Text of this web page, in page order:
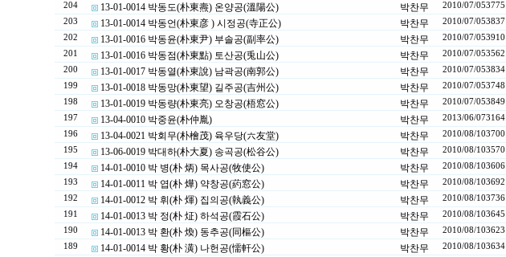
204
13-01-0014 박동도(朴東燾) 온양공(溫陽公) 박찬무 2010/07/053775
203
13-01-0014 박동언(朴東彦 ) 시정공(寺正公) 박찬무 2010/07/053837
202
13-01-0016 박동윤(朴東尹) 부솔공(副率公) 박찬무 2010/07/053910
201
13-01-0016 박동점(朴東點) 토산공(兎山公) 박찬무 2010/07/053562
200
13-01-0017 박동열(朴東說) 남곽공(南郭公) 박찬무 2010/07/053834
199
13-01-0018 박동망(朴東望) 길주공(吉州公) 박찬무 2010/07/053748
198
13-01-0019 박동량(朴東亮) 오창공(梧窓公) 박찬무 2010/07/053849
197
13-04-0010 박중윤(朴仲胤) 박찬무 2013/06/073164
196
13-04-0021 박회무(朴檜茂) 육우당(六友堂) 박찬무 2010/08/103700
195
13-06-0019 박대하(朴大夏) 송곡공(松谷公) 박찬무 2010/08/103570
194
14-01-0010 박 병(朴 炳) 목사공(牧使公) 박찬무 2010/08/103606
193
14-01-0011 박 엽(朴 燁) 약창공(葯窓公) 박찬무 2010/08/103692
192
14-01-0012 박 휘(朴 煇) 집의공(執義公) 박찬무 2010/08/103736
191
14-01-0013 박 정(朴 炡) 하석공(霞石公) 박찬무 2010/08/103645
190
14-01-0013 박 환(朴 煥) 동추공(同樞公) 박찬무 2010/08/103623
189
14-01-0014 박 황(朴 潢) 나헌공(懦軒公) 박찬무 2010/08/103634